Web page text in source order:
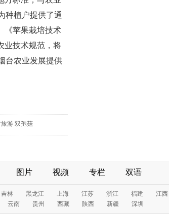
种植户提供了通
《苹果栽培技术
业技术规范，将
台农业发展提供
旅游 双孢菇
图片 视频 专栏 双语
吉林 黑龙江 上海 江苏 浙江 福建 江西
云南 贵州 西藏 陕西 新疆 深圳